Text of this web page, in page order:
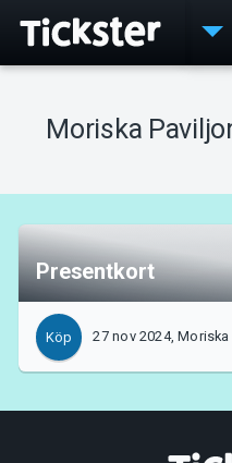
Om
Moriska
Presentkort
Köp 27 nov 2024,